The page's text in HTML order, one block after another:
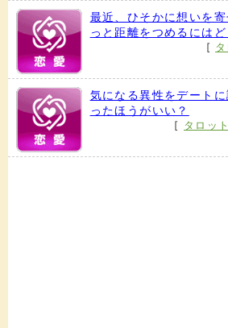
最近、ひそかに想いを
っと距離をつめるには
[
気になる異性をデート
ったほうがいい？
[ タロット